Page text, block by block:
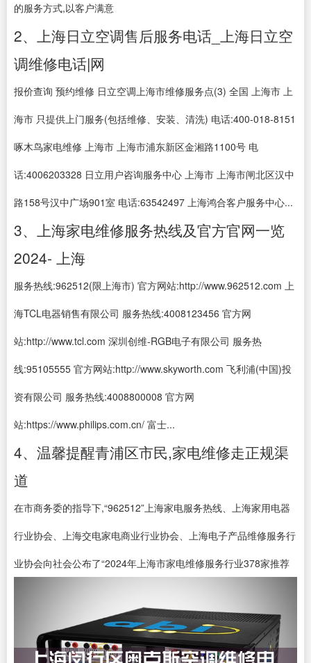
的服务方式,以客户满意
2、上海日立空调售后服务电话_上海日立空
调维修电话|网
报价查询 预约维修 日立空调上海市维修服务点(3) 全国 上海市 上
海市 只提供上门服务(包括维修、安装、清洗) 电话:400-018-8151
啄木鸟家电维修 上海市 上海市浦东新区金湘路1100号 电
话:4006203328 日立用户咨询服务中心 上海市 上海市闸北区汉中
路158号汉中广场901室 电话:63542497 上海鸿合客户服务中心...
3、上海家电维修服务热线及官方官网一览
2024- 上海
服务热线:962512(限上海市) 官方网站:http://www.962512.com 上
海TCL电器销售有限公司 服务热线:4008123456 官方网
站:http://www.tcl.com 深圳创维-RGB电子有限公司 服务热
线:95105555 官方网站:http://www.skyworth.com 飞利浦(中国)投
资有限公司 服务热线:4008800008 官方网
站:https://www.philips.com.cn/ 富士...
4、温馨提醒青浦区市民,家电维修走正规渠
道
在市商务委的指导下,“962512”上海家电服务热线、上海家用电器
行业协会、上海交电家电商业行业协会、上海电子产品维修服务行
业协会向社会公布了“2024年上海市家电维修服务行业378家推荐